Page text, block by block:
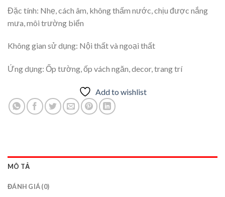
Đặc tính: Nhẹ, cách âm, không thấm nước, chịu được nắng
mưa, môi trường biển
Không gian sử dụng: Nội thất và ngoại thất
Ứng dụng: Ốp tường, ốp vách ngăn, decor, trang trí
Add to wishlist
MÔ TẢ
ĐÁNH GIÁ (0)